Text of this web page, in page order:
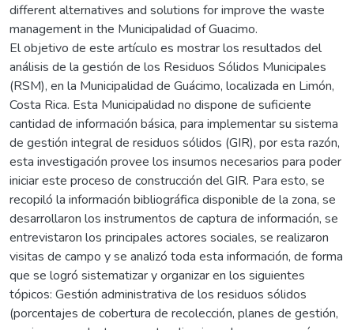
different alternatives and solutions for improve the waste
management in the Municipalidad of Guacimo.
El objetivo de este artículo es mostrar los resultados del
análisis de la gestión de los Residuos Sólidos Municipales
(RSM), en la Municipalidad de Guácimo, localizada en Limón,
Costa Rica. Esta Municipalidad no dispone de suficiente
cantidad de información básica, para implementar su sistema
de gestión integral de residuos sólidos (GIR), por esta razón,
esta investigación provee los insumos necesarios para poder
iniciar este proceso de construcción del GIR. Para esto, se
recopiló la información bibliográfica disponible de la zona, se
desarrollaron los instrumentos de captura de información, se
entrevistaron los principales actores sociales, se realizaron
visitas de campo y se analizó toda esta información, de forma
que se logró sistematizar y organizar en los siguientes
tópicos: Gestión administrativa de los residuos sólidos
(porcentajes de cobertura de recolección, planes de gestión,